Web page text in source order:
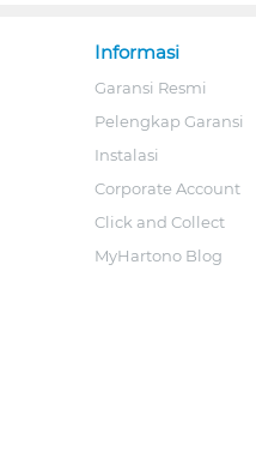
Informasi
Garansi Resmi
Pelengkap Garansi
Instalasi
Corporate Account
Click and Collect
MyHartono Blog